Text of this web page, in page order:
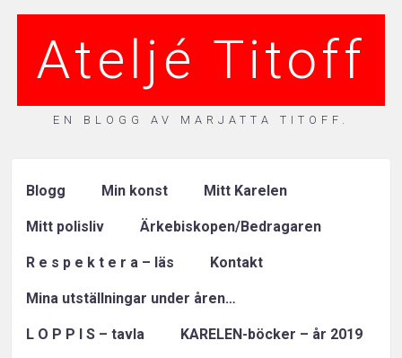
Ateljé Titoff
EN BLOGG AV MARJATTA TITOFF.
Blogg Min konst Mitt Karelen
Mitt polisliv Ärkebiskopen/Bedragaren
R e s p e k t e r a – läs Kontakt
Mina utställningar under åren…
L O P P I S – tavla KARELEN-böcker – år 2019